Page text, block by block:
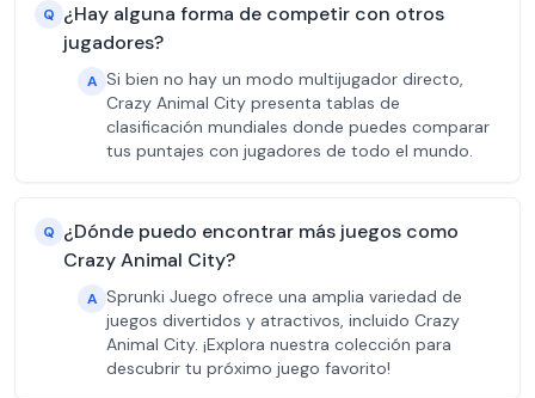
Q ¿Hay alguna forma de competir con otros
jugadores?
A Si bien no hay un modo multijugador directo,
Crazy Animal City presenta tablas de
clasificación mundiales donde puedes comparar
tus puntajes con jugadores de todo el mundo.
Q ¿Dónde puedo encontrar más juegos como
Crazy Animal City?
A Sprunki Juego ofrece una amplia variedad de
juegos divertidos y atractivos, incluido Crazy
Animal City. ¡Explora nuestra colección para
descubrir tu próximo juego favorito!